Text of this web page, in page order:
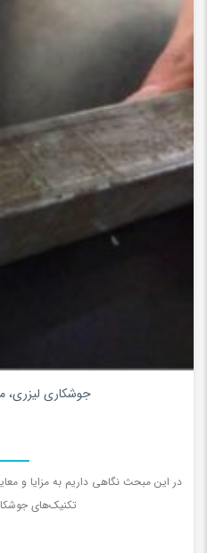
جوشکاری لیزری،
در اين مبحث نگاهی داريم به مزایا و
تکنیک‌های